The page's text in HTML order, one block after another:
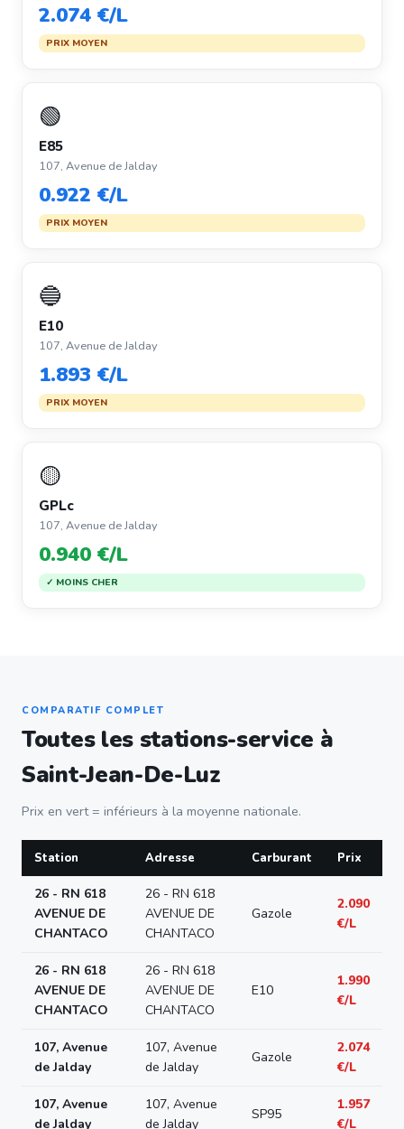
2.074 €/L
PRIX MOYEN
🟢
E85
107, Avenue de Jalday
0.922 €/L
PRIX MOYEN
🔵
E10
107, Avenue de Jalday
1.893 €/L
PRIX MOYEN
🟡
GPLc
107, Avenue de Jalday
0.940 €/L
✓ MOINS CHER
COMPARATIF COMPLET
Toutes les stations-service à
Saint-Jean-De-Luz
Prix en vert = inférieurs à la moyenne nationale.
Station Adresse Carburant Prix
26 - RN 618
AVENUE DE
CHANTACO
26 - RN 618
AVENUE DE
CHANTACO
Gazole
2.090
€/L
26 - RN 618
AVENUE DE
CHANTACO
26 - RN 618
AVENUE DE
CHANTACO
E10
1.990
€/L
107, Avenue
de Jalday
107, Avenue
de Jalday
Gazole
2.074
€/L
107, Avenue
de Jalday
107, Avenue
de Jalday
SP95
1.957
€/L